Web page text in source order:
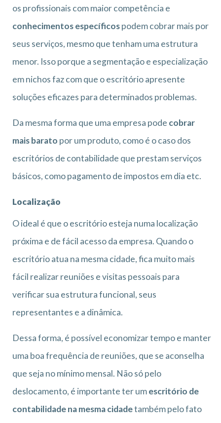
os profissionais com maior competência e
conhecimentos específicospodem cobrar mais por
seus serviços, mesmo que tenham uma estrutura
menor. Isso porque a segmentação e especialização
em nichos faz com que o escritório apresente
soluções eficazes para determinados problemas.
Da mesma forma que uma empresa pode cobrar
mais barato por um produto, como é o caso dos
escritórios de contabilidade que prestam serviços
básicos, como pagamento de impostos em dia etc.
Localização
O ideal é que o escritório esteja numa localização
próxima e de fácil acesso da empresa. Quando o
escritório atua na mesma cidade, fica muito mais
fácil realizar reuniões e visitas pessoais para
verificar sua estrutura funcional, seus
representantes e a dinâmica.
Dessa forma, é possível economizar tempo e manter
uma boa frequência de reuniões, que se aconselha
que seja no mínimo mensal. Não só pelo
deslocamento, é importante ter umescritório de
contabilidade na mesma cidadetambém pelo fato